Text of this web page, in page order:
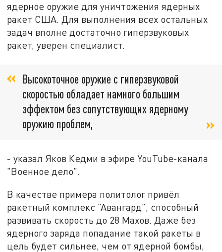
ядерное оружие для уничтожения ядерных
ракет США. Для выполнения всех остальных
задач вполне достаточно гиперзвуковых
ракет, уверен специалист.
Высокоточное оружие с гиперзвуковой
скоростью обладает намного большим
эффектом без сопутствующих ядерному
оружию проблем,
- указал Яков Кедми в эфире YouTube-канала
"Военное дело".
В качестве примера политолог привёл
ракетный комплекс "Авангард", способный
развивать скорость до 28 Махов. Даже без
ядерного заряда попадание такой ракеты в
цель будет сильнее, чем от ядерной бомбы,